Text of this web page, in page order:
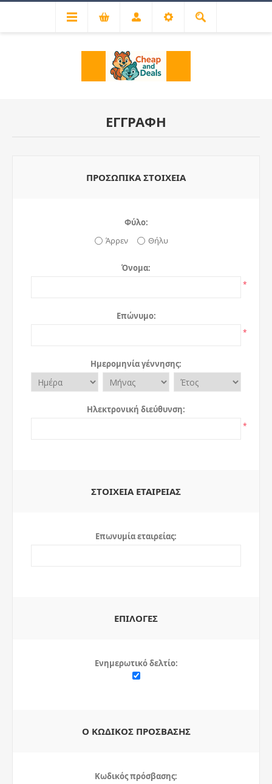
ΕΓΓΡΑΦΉ
ΠΡΟΣΩΠΙΚΆ ΣΤΟΙΧΕΊΑ
Φύλο:
Άρρεν
Θήλυ
Όνομα:
*
Επώνυμο:
*
Ημερομηνία γέννησης:
Ηλεκτρονική διεύθυνση:
*
ΣΤΟΙΧΕΊΑ ΕΤΑΙΡΕΊΑΣ
Επωνυμία εταιρείας:
ΕΠΙΛΟΓΈΣ
Ενημερωτικό δελτίο:
Ο ΚΩΔΙΚΌΣ ΠΡΌΣΒΑΣΗΣ
Κωδικός πρόσβασης: